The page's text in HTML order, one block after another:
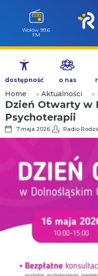
Przejdź
treści
Wołów 99.6
FM
dostępność o nas
Home » Aktualności »
Dzień Otwarty w
Psychoterapii
7 maja 2026 Radio